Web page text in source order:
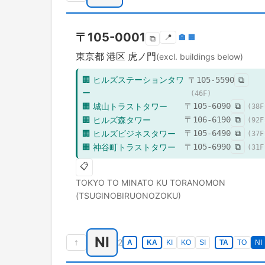
〒 105-0001 ⧉ 📍 🏣 🏢
東京都 港区 虎ノ門(excl. buildings below)
🏢 ヒルズステーションタワ
ー
〒 105-5590 ⧉
(46F)
🏢 城山トラストタワー 〒 105-6090 ⧉ ( 38
🏢 ヒルズ森タワー 〒 106-6190 ⧉ ( 92
🏢 ヒルズビジネスタワー 〒 105-6490 ⧉ ( 37
🏢 神谷町トラストタワー 〒 105-6990 ⧉ ( 31
📋
TOKYO TO MINATO KU TORANOMON
(TSUGINOBIRUONOZOKU)
↑ NI 2 A KA KI KO SI TA TO NI